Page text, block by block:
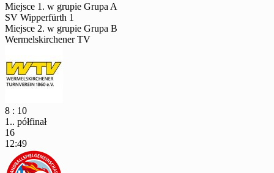
Miejsce 1. w grupie Grupa A
SV Wipperfürth 1
Miejsce 2. w grupie Grupa B
Wermelskirchener TV
8 : 10
1.. półfinał
16
12:49